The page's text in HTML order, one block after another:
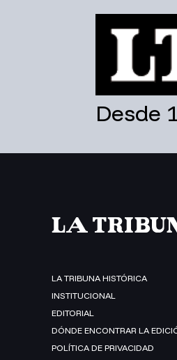
Desde
LA TRIBUNA HISTÓRICA
INSTITUCIONAL
EDITORIAL
DÓNDE ENCONTRAR LA
POLÍTICA DE PRIVACIDAD